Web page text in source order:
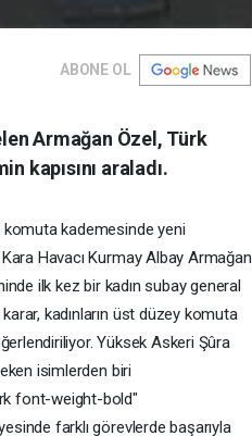
ABONE OL
Armağan Özel, Türk
kapısını araladı.
komutakademesindeyeni
Kara HavacıKurmayAlbay Armağan
ilkkezbir kadınsubaygeneral
karar, kadınların üst düzey komuta
Yüksek Askeri Şûra
isimlerden biri
font-weight-bold"
farklıgörevlerdebaşarıyla